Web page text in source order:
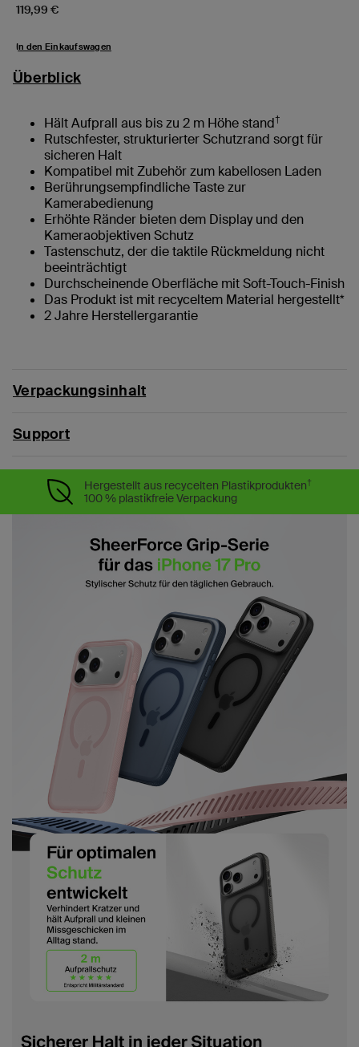
Price:
119,99 €
In den Einkaufswagen
Überblick
Hält Aufprall aus bis zu 2 m Höhe stand†
Rutschfester, strukturierter Schutzrand sorgt für
sicheren Halt
Kompatibel mit Zubehör zum kabellosen Laden
Berührungsempfindliche Taste zur
Kamerabedienung
Erhöhte Ränder bieten dem Display und den
Kameraobjektiven Schutz
Tastenschutz, der die taktile Rückmeldung nicht
beeinträchtigt
Durchscheinende Oberfläche mit Soft-Touch-Finish
Das Produkt ist mit recyceltem Material hergestellt*
2 Jahre Herstellergarantie
Verpackungsinhalt
Support
Hergestellt aus recycelten Plastikprodukten†
100 % plastikfreie Verpackung